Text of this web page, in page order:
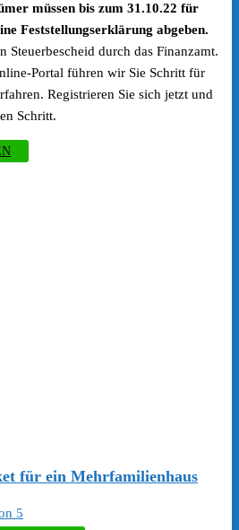
müssen bis zum 31.10.22 für
Feststellungserklärung abgeben.
Steuerbescheid durch das Finanzamt.
Portal führen wir Sie Schritt für
Registrieren Sie sich jetzt und
Schritt.
für ein Mehrfamilienhaus
5